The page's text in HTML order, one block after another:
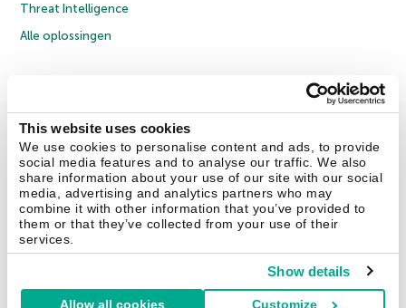
This website uses cookies
We use cookies to personalise content and ads, to provide
social media features and to analyse our traffic. We also
share information about your use of our site with our social
media, advertising and analytics partners who may
combine it with other information that you’ve provided to
them or that they’ve collected from your use of their
services.
Show details
Allow all cookies Customize
Threat Intelligence
Alle oplossingen
Privacybeleid
Licentieovereenkomst B2B
Cookies
Contact Us Over ons Partners Blog Resource Center
Persberichten
Vertrouwen in Kaspersky
Securelist Eugene Personal Blog